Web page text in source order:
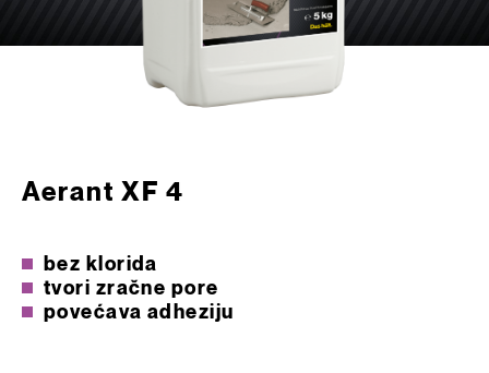
Aerant XF 4
bez klorida
tvori zračne pore
povećava adheziju